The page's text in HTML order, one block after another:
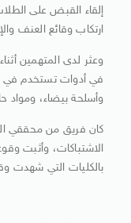
إلقاء القبض على
ارتكاب وقائع العنف
وعثر لدى المتهمين
في أدوات تستخدم في
وأسلحة بيضاء، ومواد
كان فريق من محققي
الاشتباكات، وأثبت
بالكليات التي شهدت